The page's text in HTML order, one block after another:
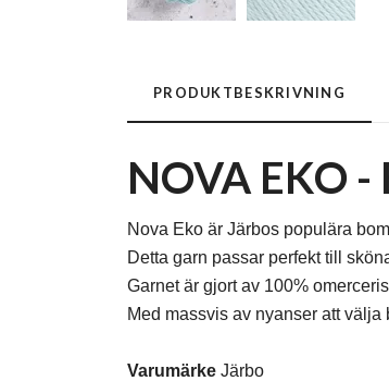
PRODUKTBESKRIVNING
NOVA EKO -
Nova Eko är Järbos populära
Detta garn passar perfekt till
Garnet är gjort av 100%
Med massvis av nyanser att
Varumärke Järbo